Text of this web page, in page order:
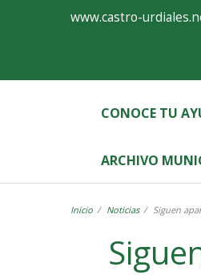
Formulario
Castro-
Urdiales
www.castro-
CONOCE TU
ARCHIVO
Inicio Noticias Siguen